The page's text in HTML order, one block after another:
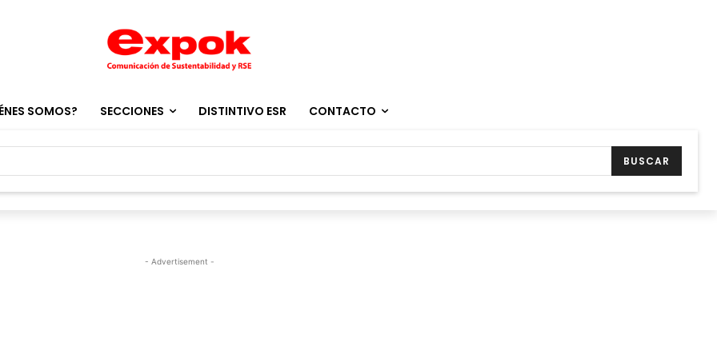
SOMOS? SECCIONES DISTINTIVO ESR CONTACTO
BUSCAR
- Advertisement -